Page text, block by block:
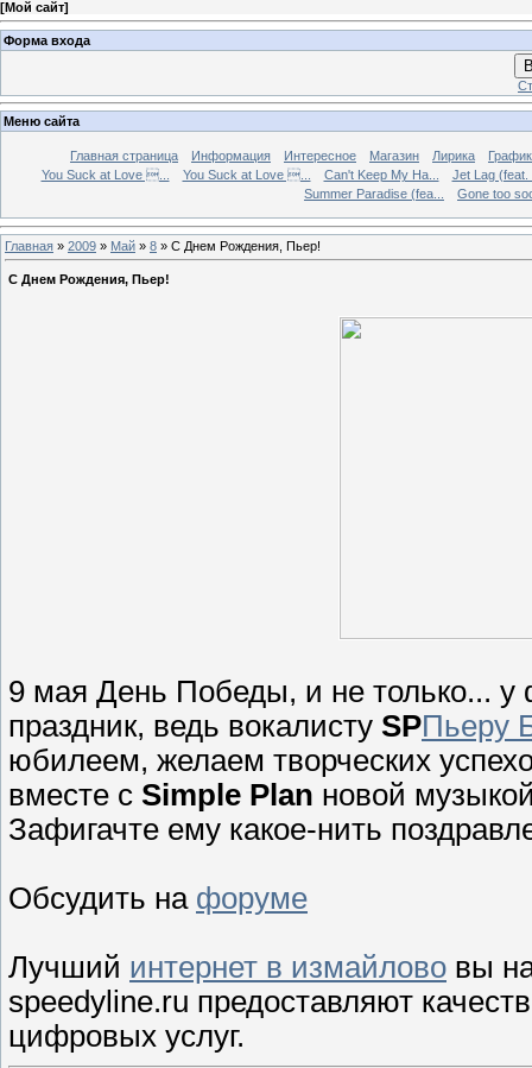
[Мой сайт]
Форма входа
Меню сайта
Главная страница Информация Интересное Магазин Лирика
You Suck at Love ...
You Suck at Love ... Can't Keep My Ha...
Jet Lag (feat.
Summer Paradise (fea...
Gone too
Главная » 2009 » Май » 8 » С Днем Рождения, Пьер!
С Днем Рождения, Пьер!
9 мая День Победы, и не только...
праздник, ведь вокалисту SPПьеру
юбилеем, желаем творческих
вместе с Simple Plan новой
Зафигачте ему какое-нить
Обсудить на форуме
Лучший интернет в измайлово вы
speedyline.ru предоставляют
цифровых услуг.